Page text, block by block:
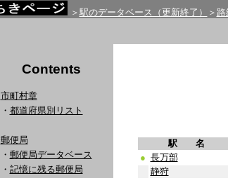
＞ 駅のデータベース（更新終了） ＞ 路
Contents
市町村章
・ 都道府県別リスト
郵便局
・ 郵便局データベース
・ 記憶に残る郵便局
駅 名
● 長万部
静狩